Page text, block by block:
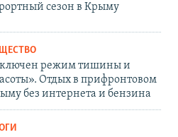
сезон в Крыму
режим тишины и
Отдых в прифронтовом
без интернета и бензина